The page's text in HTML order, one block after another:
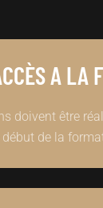
A LA
doivent être
de la